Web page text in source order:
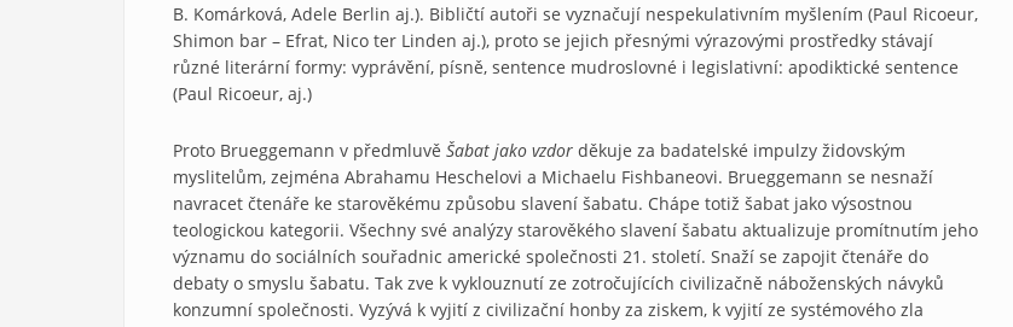
B. Komárková, Adele Berlin aj.). Bibličtí autoři se vyznačují nespekulativním myšlením (Paul Ricoeur,
Shimon bar – Efrat, Nico ter Linden aj.), proto se jejich přesnými výrazovými prostředky stávají
různé literární formy: vyprávění, písně, sentence mudroslovné i legislativní: apodiktické sentence
(Paul Ricoeur, aj.)
Proto Brueggemann v předmluvě Šabat jako vzdor děkuje za badatelské impulzy židovským
myslitelům, zejména Abrahamu Heschelovi a Michaelu Fishbaneovi. Brueggemann se nesnaží
navracet čtenáře ke starověkému způsobu slavení šabatu. Chápe totiž šabat jako výsostnou
teologickou kategorii. Všechny své analýzy starověkého slavení šabatu aktualizuje promítnutím jeho
významu do sociálních souřadnic americké společnosti 21. století. Snaží se zapojit čtenáře do
debaty o smyslu šabatu. Tak zve k vyklouznutí ze zotročujících civilizačně náboženských návyků
konzumní společnosti. Vyzývá k vyjití z civilizační honby za ziskem, k vyjití ze systémového zla